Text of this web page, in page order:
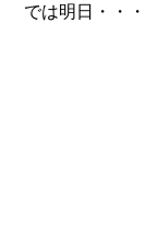
では明日・・